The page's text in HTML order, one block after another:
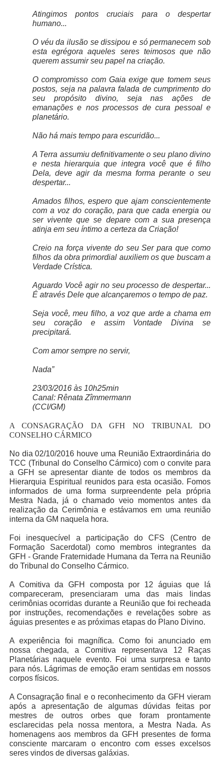
Atingimos pontos cruciais para o despertar
humano...
O véu da ilusão se dissipou e só permanecem sob
esta egrégora aqueles seres teimosos que não
querem assumir seu papel na criação.
O compromisso com Gaia exige que tomem seus
postos, seja na palavra falada de cumprimento do
seu propósito divino, seja nas ações de
emanações e nos processos de cura pessoal e
planetário.
Não há mais tempo para escuridão...
A Terra assumiu definitivamente o seu plano divino
e nesta hierarquia que integra você que é filho
Dela, deve agir da mesma forma perante o seu
despertar...
Amados filhos, espero que ajam conscientemente
com a voz do coração, para que cada energia ou
ser vivente que se depare com a sua presença
atinja em seu íntimo a certeza da Criação!
Creio na força vivente do seu Ser para que como
filhos da obra primordial auxiliem os que buscam a
Verdade Crística.
Aguardo Você agir no seu processo de despertar...
É através Dele que alcançaremos o tempo de paz.
Seja você, meu filho, a voz que arde a chama em
seu coração e assim Vontade Divina se
precipitará.
Com amor sempre no servir,
Nada”
23/03/2016 às 10h25min
Canal: Rênata Zîmmermann
(CCI/GM)
A CONSAGRAÇÃO DA GFH NO TRIBUNAL DO
CONSELHO CÁRMICO
No dia 02/10/2016 houve uma Reunião Extraordinária do
TCC (Tribunal do Conselho Cármico) com o convite para
a GFH se apresentar diante de todos os membros da
Hierarquia Espiritual reunidos para esta ocasião. Fomos
informados de uma forma surpreendente pela própria
Mestra Nada, já o chamado veio momentos antes da
realização da Cerimônia e estávamos em uma reunião
interna da GM naquela hora.
Foi inesquecível a participação do CFS (Centro de
Formação Sacerdotal) como membros integrantes da
GFH - Grande Fraternidade Humana da Terra na Reunião
do Tribunal do Conselho Cármico.
A Comitiva da GFH composta por 12 águias que lá
compareceram, presenciaram uma das mais lindas
cerimônias ocorridas durante a Reunião que foi recheada
por instruções, recomendações e revelações sobre as
águias presentes e as próximas etapas do Plano Divino.
A experiência foi magnífica. Como foi anunciado em
nossa chegada, a Comitiva representava 12 Raças
Planetárias naquele evento. Foi uma surpresa e tanto
para nós. Lágrimas de emoção eram sentidas em nossos
corpos físicos.
A Consagração final e o reconhecimento da GFH vieram
após a apresentação de algumas dúvidas feitas por
mestres de outros orbes que foram prontamente
esclarecidas pela nossa mentora, a Mestra Nada. As
homenagens aos membros da GFH presentes de forma
consciente marcaram o encontro com esses excelsos
seres vindos de diversas galáxias.